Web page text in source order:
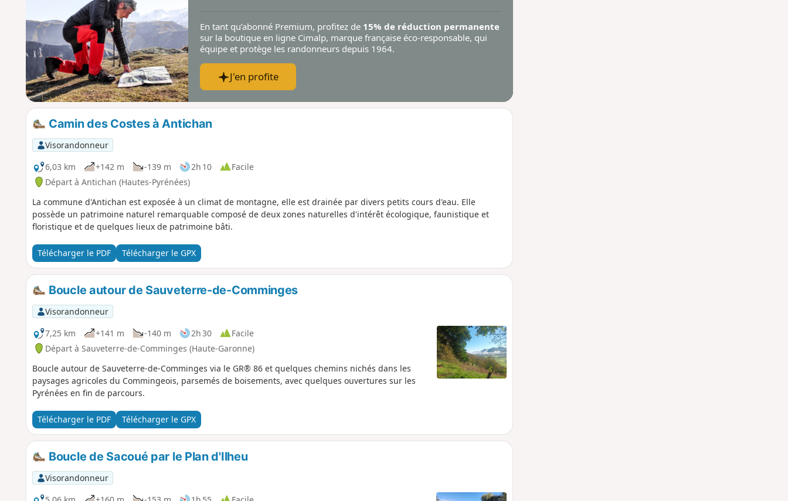
En tant qu’abonné Premium, profitez de 15% de réduction permanente
sur la boutique en ligne Cimalp, marque française éco-responsable, qui
équipe et protège les randonneurs depuis 1964.
J'en profite
Camin des Costes à Antichan
Visorandonneur
6,03 km
+142 m -139 m 2h 10
Facile
Départ à Antichan (Hautes-Pyrénées)
La commune d'Antichan est exposée à un climat de montagne, elle est drainée par divers petits cours d'eau. Elle
possède un patrimoine naturel remarquable composé de deux zones naturelles d'intérêt écologique, faunistique et
floristique et de quelques lieux de patrimoine bâti.
Télécharger le PDF Télécharger le GPX
Boucle autour de Sauveterre-de-Comminges
Visorandonneur
7,25 km
+141 m -140 m 2h 30
Facile
Départ à Sauveterre-de-Comminges (Haute-Garonne)
Boucle autour de Sauveterre-de-Comminges via le GR® 86 et quelques chemins nichés dans les
paysages agricoles du Commingeois, parsemés de boisements, avec quelques ouvertures sur les
Pyrénées en fin de parcours.
Télécharger le PDF Télécharger le GPX
Boucle de Sacoué par le Plan d'Ilheu
Visorandonneur